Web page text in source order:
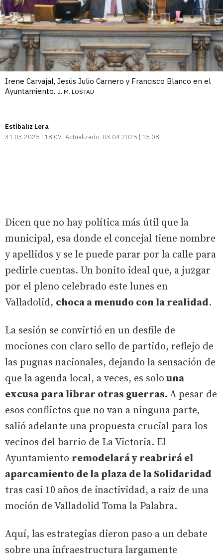
Irene Carvajal, Jesús Julio Carnero y Francisco Blanco en el
Ayuntamiento. J. M. LOSTAU
Estíbaliz Lera
31.03.2025 | 18:07 Actualizado: 03.04.2025 | 15:08
Dicen que no hay política más útil que la
municipal, esa donde el concejal tiene nombre
y apellidos y se le puede parar por la calle para
pedirle cuentas. Un bonito ideal que, a juzgar
por el pleno celebrado este lunes en
Valladolid, choca a menudo con la realidad.
La sesión se convirtió en un desfile de
mociones con claro sello de partido, reflejo de
las pugnas nacionales, dejando la sensación de
que la agenda local, a veces, es solo una
excusa para librar otras guerras. A pesar de
esos conflictos que no van a ninguna parte,
salió adelante una propuesta crucial para los
vecinos del barrio de La Victoria. El
Ayuntamiento remodelará y reabrirá el
aparcamiento de la plaza de la Solidaridad
tras casi 10 años de inactividad, a raíz de una
moción de Valladolid Toma la Palabra.
Aquí, las estrategias dieron paso a un debate
sobre una infraestructura largamente